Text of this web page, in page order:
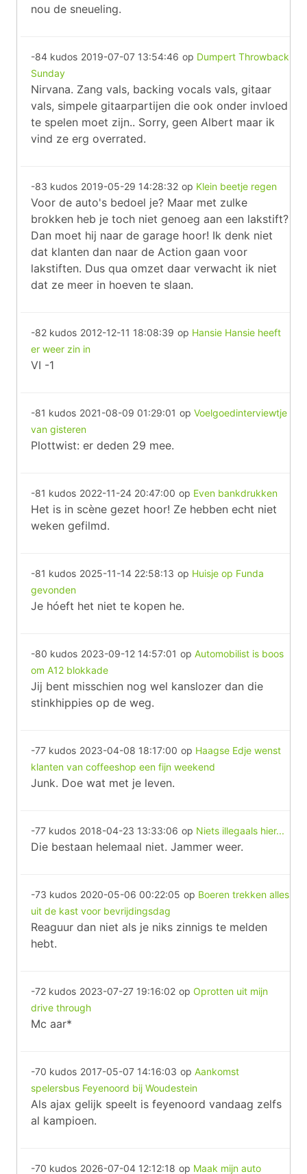
nou de sneueling.
-84 kudos 2019-07-07 13:54:46 op Dumpert Throwback
Sunday
Nirvana. Zang vals, backing vocals vals, gitaar
vals, simpele gitaarpartijen die ook onder invloed
te spelen moet zijn.. Sorry, geen Albert maar ik
vind ze erg overrated.
-83 kudos 2019-05-29 14:28:32 op Klein beetje regen
Voor de auto's bedoel je? Maar met zulke
brokken heb je toch niet genoeg aan een lakstift?
Dan moet hij naar de garage hoor! Ik denk niet
dat klanten dan naar de Action gaan voor
lakstiften. Dus qua omzet daar verwacht ik niet
dat ze meer in hoeven te slaan.
-82 kudos 2012-12-11 18:08:39 op Hansie Hansie heeft
er weer zin in
VI -1
-81 kudos 2021-08-09 01:29:01 op Voelgoedinterviewtje
van gisteren
Plottwist: er deden 29 mee.
-81 kudos 2022-11-24 20:47:00 op Even bankdrukken
Het is in scène gezet hoor! Ze hebben echt niet
weken gefilmd.
-81 kudos 2025-11-14 22:58:13 op Huisje op Funda
gevonden
Je hóeft het niet te kopen he.
-80 kudos 2023-09-12 14:57:01 op Automobilist is boos
om A12 blokkade
Jij bent misschien nog wel kanslozer dan die
stinkhippies op de weg.
-77 kudos 2023-04-08 18:17:00 op Haagse Edje wenst
klanten van coffeeshop een fijn weekend
Junk. Doe wat met je leven.
-77 kudos 2018-04-23 13:33:06 op Niets illegaals hier...
Die bestaan helemaal niet. Jammer weer.
-73 kudos 2020-05-06 00:22:05 op Boeren trekken alles
uit de kast voor bevrijdingsdag
Reaguur dan niet als je niks zinnigs te melden
hebt.
-72 kudos 2023-07-27 19:16:02 op Oprotten uit mijn
drive through
Mc aar*
-70 kudos 2017-05-07 14:16:03 op Aankomst
spelersbus Feyenoord bij Woudestein
Als ajax gelijk speelt is feyenoord vandaag zelfs
al kampioen.
-70 kudos 2026-07-04 12:12:18 op Maak mijn auto